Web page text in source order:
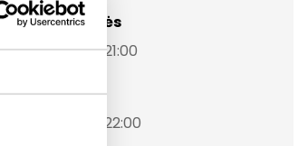
Parduotuvės
I-VII 10:00 – 21:00
Restoranai
I-VII 10:00 – 22:00